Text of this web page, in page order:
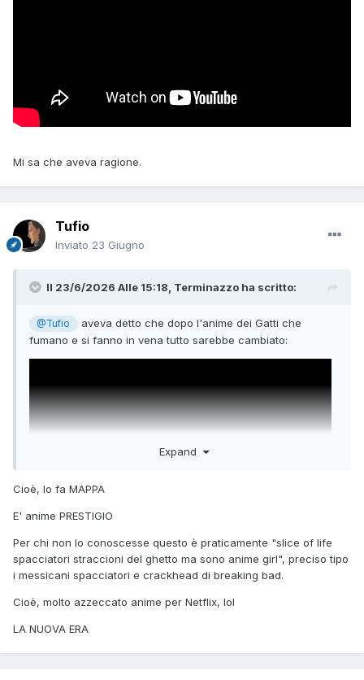
Mi sa che aveva ragione.
Tufio
Inviato 23 Giugno
Il 23/6/2026 Alle 15:18, Terminazzo ha scritto:
@Tufio
aveva detto che dopo l'anime dei Gatti che
fumano e si fanno in vena tutto sarebbe cambiato:
Expand
Cioè, lo fa MAPPA
E' anime PRESTIGIO
Per chi non lo conoscesse questo è praticamente "slice of life
spacciatori straccioni del ghetto ma sono anime girl", preciso tipo
i messicani spacciatori e crackhead di breaking bad.
Cioè, molto azzeccato anime per Netflix, lol
LA NUOVA ERA